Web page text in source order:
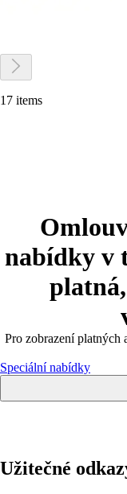
17 items
nabídky v
Pro zobrazení platných
Speciální nabídky
Užitečné